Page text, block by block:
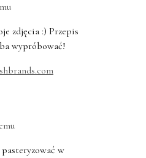
zdjęcia :) Przepis
wypróbować!
w